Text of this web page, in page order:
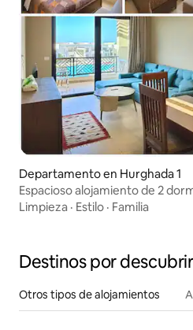
Departamento en Hurghada 1
Espacioso alojamiento de 2
Makadi Heights
Limpieza · Estilo · Familia
Destinos por descubrir
Otros tipos de alojamientos